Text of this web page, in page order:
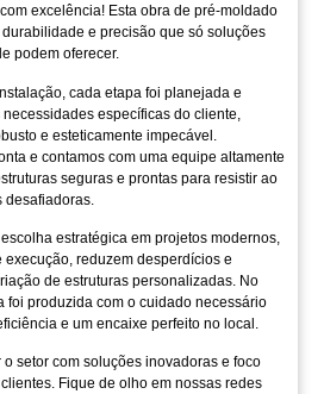
excelência! Esta obra de pré-moldado
e precisão que só soluções
podem oferecer.
cada etapa foi planejada e
específicas do cliente,
e esteticamente impecável.
e contamos com uma equipe altamente
seguras e prontas para resistir ao
desafiadoras.
estratégica em projetos modernos,
execução, reduzem desperdícios e
de estruturas personalizadas. No
foi produzida com o cuidado necessário
e um encaixe perfeito no local.
setor com soluções inovadoras e foco
Fique de olho em nossas redes